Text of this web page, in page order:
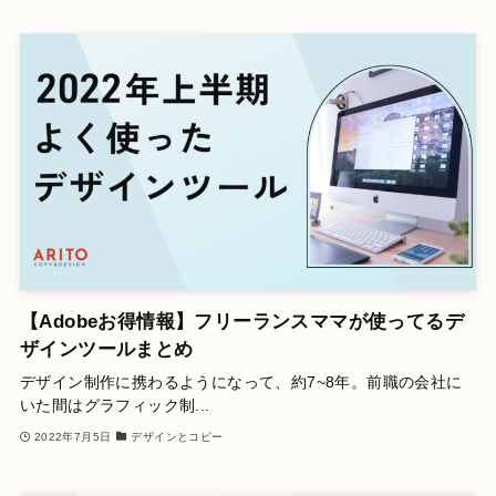
【Adobeお得情報】フリーランスママが使ってるデ
ザインツールまとめ
デザイン制作に携わるようになって、約7~8年。前職の会社に
いた間はグラフィック制...
2022年7月5日 デザインとコピー